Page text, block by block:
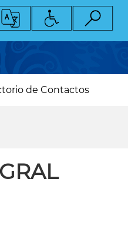
de Contactos